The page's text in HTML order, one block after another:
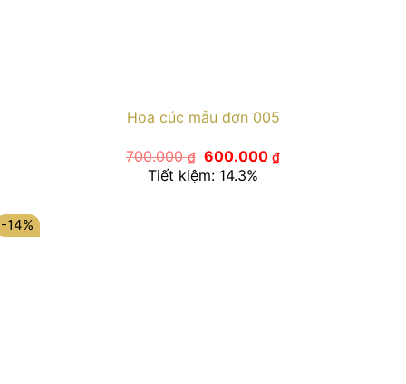
Hoa cúc mẫu đơn 005
700.000₫ Giá
gốc
là:
600.000₫Giá
Tiết kiệm: 14.3%
-14%